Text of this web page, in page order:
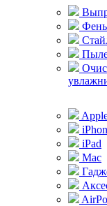
iPad
Mac